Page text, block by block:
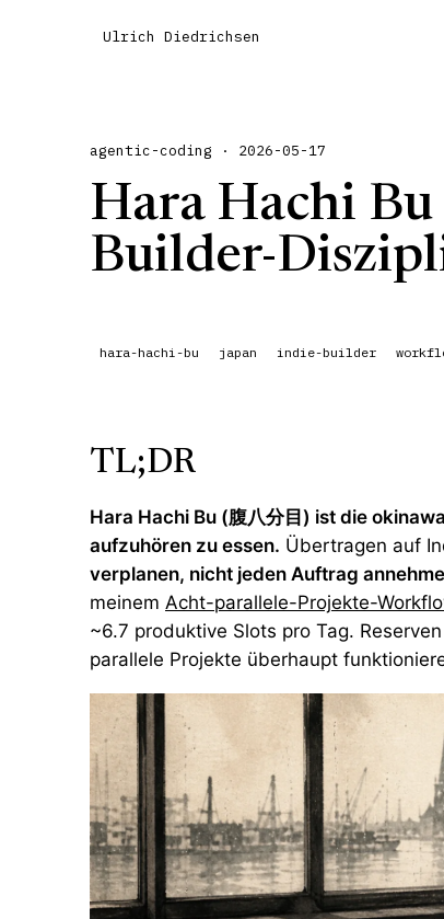
Ulrich Diedrichsen
agentic-coding · 2026-05-17
Hara Hachi
Builder-
hara-hachi-bu japan indie-builder
TL;DR
Hara Hachi Bu (腹八分目) ist die
aufzuhören zu essen. Übertragen auf
verplanen, nicht jeden Auftrag
meinem Acht-parallele-Projekte-
~6.7 produktive Slots pro Tag.
parallele Projekte überhaupt